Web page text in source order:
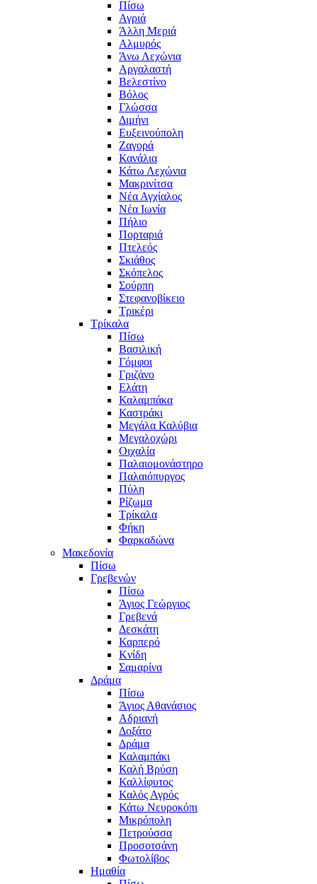
Πίσω
Αγριά
Άλλη Μεριά
Αλμυρός
Άνω Λεχώνια
Αργαλαστή
Βελεστίνο
Βόλος
Γλώσσα
Διμήνι
Ευξεινούπολη
Ζαγορά
Κανάλια
Κάτω Λεχώνια
Μακρινίτσα
Νέα Αγχίαλος
Νέα Ιωνία
Πήλιο
Πορταριά
Πτελεός
Σκιάθος
Σκόπελος
Σούρπη
Στεφανοβίκειο
Τρικέρι
Τρίκαλα
Πίσω
Βασιλική
Γόμφοι
Γριζάνο
Ελάτη
Καλαμπάκα
Καστράκι
Μεγάλα Καλύβια
Μεγαλοχώρι
Οιχαλία
Παλαιομονάστηρο
Παλαιόπυργος
Πύλη
Ρίζωμα
Τρίκαλα
Φήκη
Φαρκαδώνα
Μακεδονία
Πίσω
Γρεβενών
Πίσω
Άγιος Γεώργιος
Γρεβενά
Δεσκάτη
Καρπερό
Κνίδη
Σαμαρίνα
Δράμα
Πίσω
Άγιος Αθανάσιος
Αδριανή
Δοξάτο
Δράμα
Καλαμπάκι
Καλή Βρύση
Καλλίφυτος
Καλός Αγρός
Κάτω Νευροκόπι
Μικρόπολη
Πετρούσσα
Προσοτσάνη
Φωτολίβος
Ημαθία